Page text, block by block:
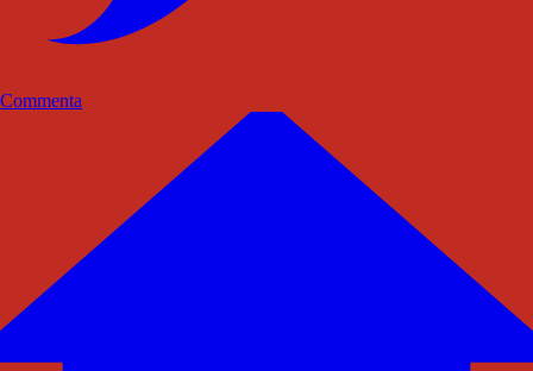
Commenta